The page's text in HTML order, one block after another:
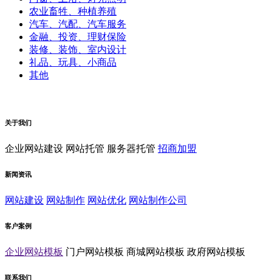
农业畜牲、种植养殖
汽车、汽配、汽车服务
金融、投资、理财保险
装修、装饰、室内设计
礼品、玩具、小商品
其他
关于我们
企业网站建设 网站托管 服务器托管 招商加盟
新闻资讯
网站建设 网站制作 网站优化 网站制作公司
客户案例
企业网站模板 门户网站模板 商城网站模板 政府网站模板
联系我们